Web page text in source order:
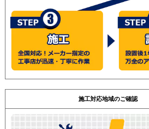
施工対応地域のご確認